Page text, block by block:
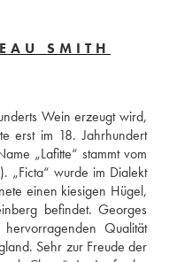
SMITH
Wein erzeugt wird,
erst im 18. Jahrhundert
„Lafitte“ stammt vom
„Ficta“ wurde im Dialekt
einen kiesigen Hügel,
befindet. Georges
Qualität
Sehr zur Freude der